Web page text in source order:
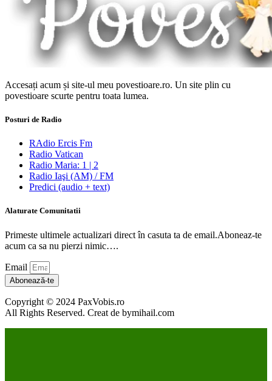
Accesați acum și site-ul meu povestioare.ro. Un site plin cu
povestioare scurte pentru toata lumea.
Posturi de Radio
RAdio Ercis Fm
Radio Vatican
Radio Maria: 1 | 2
Radio Iaşi (AM) / FM
Predici (audio + text)
Alaturate Comunitatii
Primeste ultimele actualizari direct în casuta ta de email.Aboneaz-te
acum ca sa nu pierzi nimic….
Email
Abonează-te
Copyright © 2024 PaxVobis.ro
All Rights Reserved. Creat de bymihail.com